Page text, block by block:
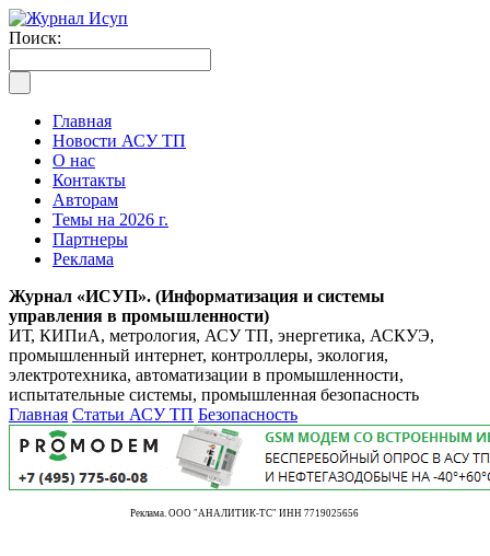
Поиск:
Главная
Новости АСУ ТП
О нас
Контакты
Авторам
Темы на 2026 г.
Партнеры
Реклама
Журнал «ИСУП». (Информатизация и системы
управления в промышленности)
ИТ, КИПиА, метрология, АСУ ТП, энергетика, АСКУЭ,
промышленный интернет, контроллеры, экология,
электротехника, автоматизации в промышленности,
испытательные системы, промышленная безопасность
Главная Статьи АСУ ТП Безопасность
Реклама. ООО "АНАЛИТИК-ТС" ИНН 7719025656